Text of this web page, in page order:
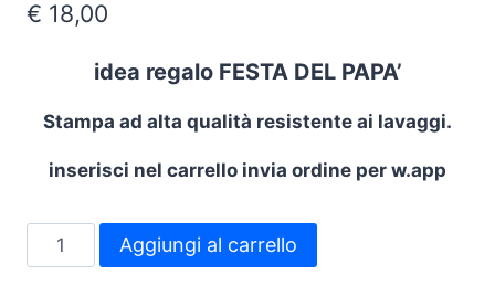
€ 18,00
idea regalo FESTA DEL PAPA’
Stampa ad alta qualità resistente ai lavaggi.
inserisci nel carrello invia ordine per w.app
ATTENZIONE
ADDIO
Aggiungi al carrello